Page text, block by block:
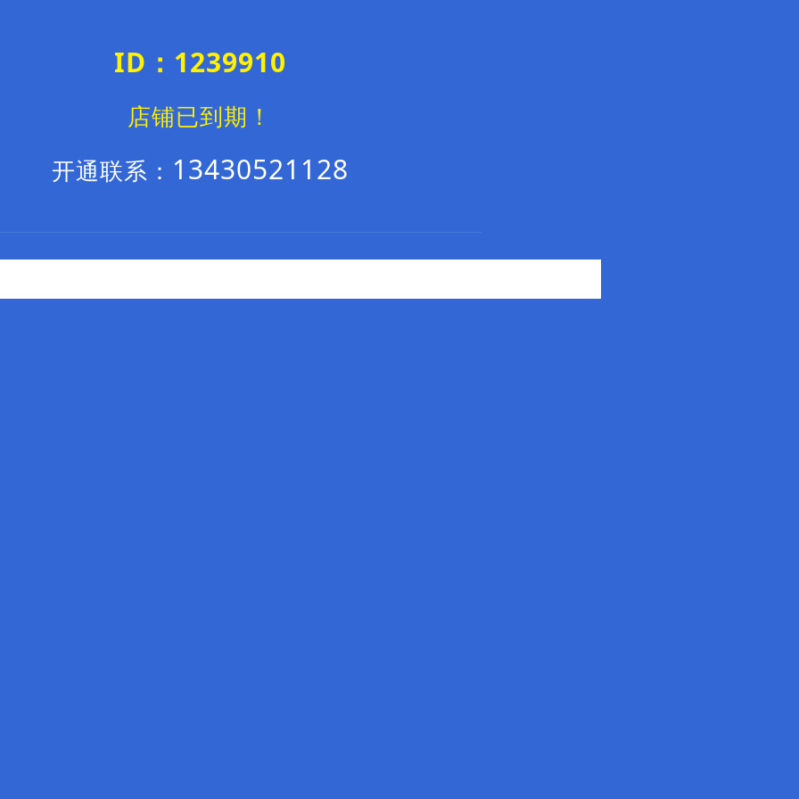
ID：1239910
店铺已到期！
开通联系： 13430521128